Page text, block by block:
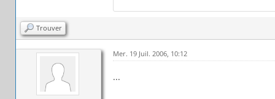
Trouver
Mer. 19 Juil. 2006, 10:12
...